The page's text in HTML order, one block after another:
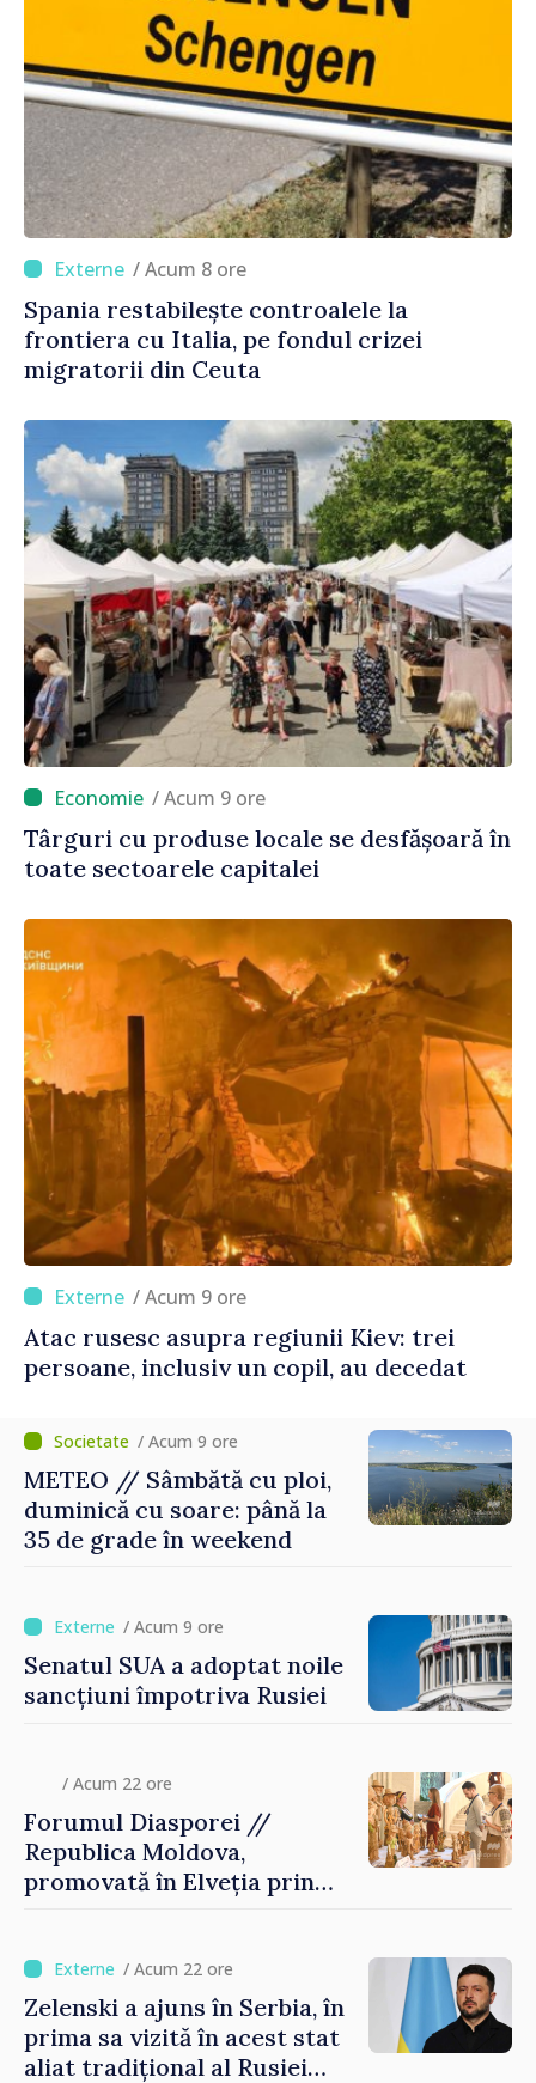
/ Acum 8 ore
Spania restabilește controalele la
frontiera cu Italia, pe fondul crizei
migratorii din Ceuta
/ Acum 9 ore
Târguri cu produse locale se desfășoară în
toate sectoarele capitalei
/ Acum 9 ore
Atac rusesc asupra regiunii Kiev: trei
persoane, inclusiv un copil, au decedat
/ Acum 9 ore
METEO // Sâmbătă cu ploi,
duminică cu soare: până la
35 de grade în weekend
/ Acum 9 ore
Senatul SUA a adoptat noile
sancțiuni împotriva Rusiei
/ Acum 22 ore
Forumul Diasporei //
Republica Moldova,
promovată în Elveția prin
/ Acum 22 ore
Zelenski a ajuns în Serbia, în
prima sa vizită în acest stat
aliat tradițional al Rusiei